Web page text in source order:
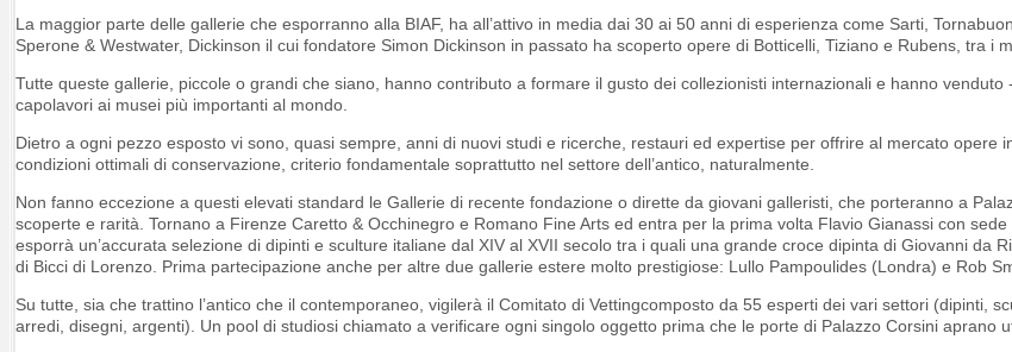
La maggior parte delle gallerie che esporranno alla BIAF, ha all’attivo in media dai 30 ai 50 anni di esperienza come Sarti,
Sperone & Westwater, Dickinson il cui fondatore Simon Dickinson in passato ha scoperto opere di Botticelli, Tiziano e Rubens, tra i
Tutte queste gallerie, piccole o grandi che siano, hanno contributo a formare il gusto dei collezionisti internazionali e hanno venduto
capolavori ai musei più importanti al mondo.
Dietro a ogni pezzo esposto vi sono, quasi sempre, anni di nuovi studi e ricerche, restauri ed expertise per offrire al mercato opere
condizioni ottimali di conservazione, criterio fondamentale soprattutto nel settore dell’antico, naturalmente.
Non fanno eccezione a questi elevati standard le Gallerie di recente fondazione o dirette da giovani galleristi, che porteranno a
scoperte e rarità. Tornano a Firenze Caretto & Occhinegro e Romano Fine Arts ed entra per la prima volta Flavio Gianassi con
esporrà un’accurata selezione di dipinti e sculture italiane dal XIV al XVII secolo tra i quali una grande croce dipinta di Giovanni da
di Bicci di Lorenzo. Prima partecipazione anche per altre due gallerie estere molto prestigiose: Lullo Pampoulides (Londra) e Rob
Su tutte, sia che trattino l’antico che il contemporaneo, vigilerà il Comitato di Vettingcomposto da 55 esperti dei vari settori (dipinti,
arredi, disegni, argenti). Un pool di studiosi chiamato a verificare ogni singolo oggetto prima che le porte di Palazzo Corsini aprano